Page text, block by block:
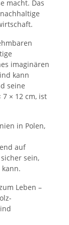
macht. Das
imaginären
kann
seine
× 12 cm, ist
in Polen,
auf
sein,
Leben –